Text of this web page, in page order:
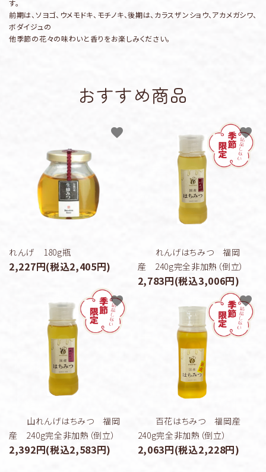
す。
前期は、ソヨゴ、ウメモドキ、モチノキ、後期は、カラスザンショウ、アカメガシワ、
ボダイジュの
他季節の花々の味わいと香りをお楽しみください。
おすすめ商品
れんげ 180g瓶
2,227円(税込2,405円)
favorite
れんげはちみつ 福岡
産 240g完全非加熱（倒立）
2,783円(税込3,006円)
favorite
山れんげはちみつ 福岡
産 240g完全非加熱（倒立）
2,392円(税込2,583円)
favorite
百花はちみつ 福岡産
240g完全非加熱（倒立）
2,063円(税込2,228円)
favorite